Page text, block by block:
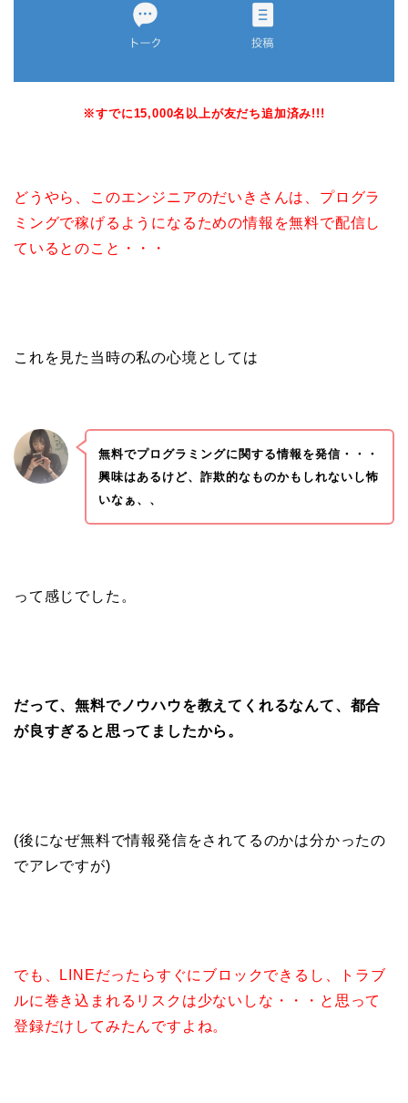
※すでに15,000名以上が友だち追加済み!!!
どうやら、このエンジニアのだいきさんは、プログラ
ミングで稼げるようになるための情報を無料で配信し
ているとのこと・・・
これを見た当時の私の心境としては
無料でプログラミングに関する情報を発信・・・
興味はあるけど、詐欺的なものかもしれないし怖
いなぁ、、
って感じでした。
だって、無料でノウハウを教えてくれるなんて、都合
が良すぎると思ってましたから。
(後になぜ無料で情報発信をされてるのかは分かったの
でアレですが)
でも、LINEだったらすぐにブロックできるし、トラブ
ルに巻き込まれるリスクは少ないしな・・・と思って
登録だけしてみたんですよね。